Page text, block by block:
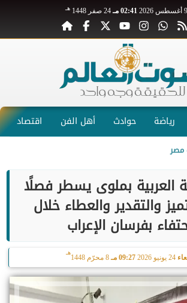
02:41 مـ 24 صفر 1448 هـ
رياضة حوادث أهل الفن اقتصاد
العربية بملوى يسطر فصلًا
والتقدير والعطاء خلال
بفرسان الإعراب
24 يونيو 2026 09:27 مـ 8 محرّم 1448
هـ